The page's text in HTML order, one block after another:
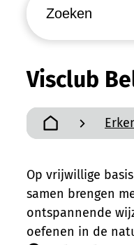
Visclub
Startpagina
Op vrijwillige
samen brengen
ontspannende
oefenen in de